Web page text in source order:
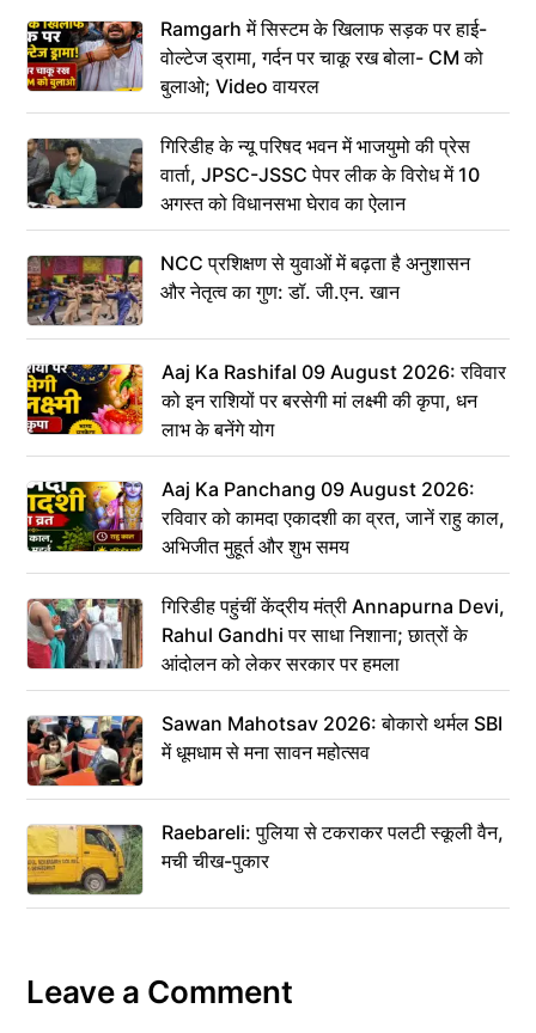
Ramgarh में सिस्टम के खिलाफ सड़क पर हाई-
वोल्टेज ड्रामा, गर्दन पर चाकू रख बोला- CM को
बुलाओ; Video वायरल
गिरिडीह के न्यू परिषद भवन में भाजयुमो की प्रेस
वार्ता, JPSC-JSSC पेपर लीक के विरोध में 10
अगस्त को विधानसभा घेराव का ऐलान
NCC प्रशिक्षण से युवाओं में बढ़ता है अनुशासन
और नेतृत्व का गुण: डॉ. जी.एन. खान
Aaj Ka Rashifal 09 August 2026: रविवार
को इन राशियों पर बरसेगी मां लक्ष्मी की कृपा, धन
लाभ के बनेंगे योग
Aaj Ka Panchang 09 August 2026:
रविवार को कामदा एकादशी का व्रत, जानें राहु काल,
अभिजीत मुहूर्त और शुभ समय
गिरिडीह पहुंचीं केंद्रीय मंत्री Annapurna Devi,
Rahul Gandhi पर साधा निशाना; छात्रों के
आंदोलन को लेकर सरकार पर हमला
Sawan Mahotsav 2026: बोकारो थर्मल SBI
में धूमधाम से मना सावन महोत्सव
Raebareli: पुलिया से टकराकर पलटी स्कूली वैन,
मची चीख-पुकार
Leave a Comment